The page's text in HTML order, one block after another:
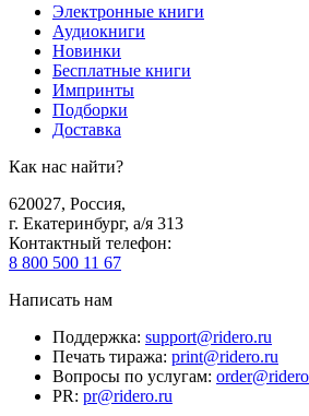
Электронные книги
Аудиокниги
Новинки
Бесплатные книги
Импринты
Подборки
Доставка
Как нас найти?
620027, Россия,
г. Екатеринбург, а/я 313
Контактный телефон:
8 800 500 11 67
Написать нам
Поддержка: support@ridero.ru
Печать тиража: print@ridero.ru
Вопросы по услугам:
PR: pr@ridero.ru